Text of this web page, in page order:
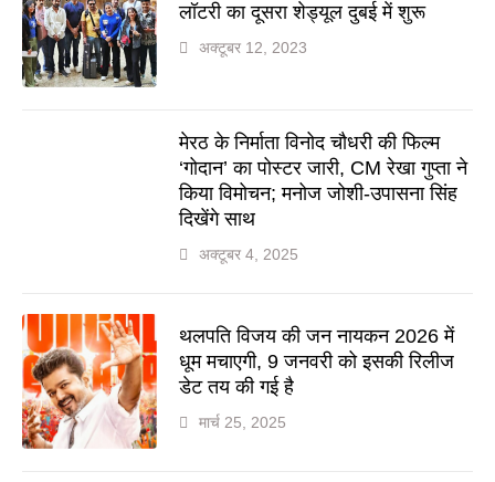
लॉटरी का दूसरा शेड्यूल दुबई में शुरू
अक्टूबर 12, 2023
मेरठ के निर्माता विनोद चौधरी की फिल्म
‘गोदान’ का पोस्टर जारी, CM रेखा गुप्ता ने
किया विमोचन; मनोज जोशी-उपासना सिंह
दिखेंगे साथ
अक्टूबर 4, 2025
थलपति विजय की जन नायकन 2026 में
धूम मचाएगी, 9 जनवरी को इसकी रिलीज
डेट तय की गई है
मार्च 25, 2025